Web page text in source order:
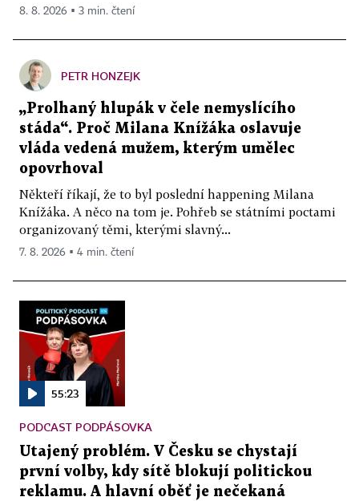
8. 8. 2026 ▪ 3 min. čtení
PETR HONZEJK
„Prolhaný hlupák v čele nemyslícího
stáda“. Proč Milana Knížáka oslavuje
vláda vedená mužem, kterým umělec
opovrhoval
Někteří říkají, že to byl poslední happening Milana
Knížáka. A něco na tom je. Pohřeb se státními poctami
organizovaný těmi, kterými slavný...
7. 8. 2026 ▪ 4 min. čtení
55:23
PODCAST PODPÁSOVKA
Utajený problém. V Česku se chystají
první volby, kdy sítě blokují politickou
reklamu. A hlavní oběť je nečekaná